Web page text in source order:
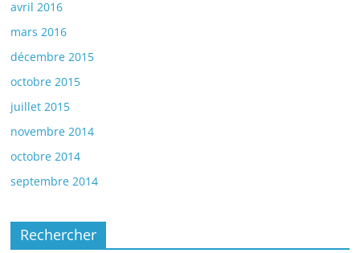
avril 2016
mars 2016
décembre 2015
octobre 2015
juillet 2015
novembre 2014
octobre 2014
septembre 2014
Rechercher